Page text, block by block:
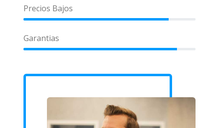
Precios Bajos
Garantias